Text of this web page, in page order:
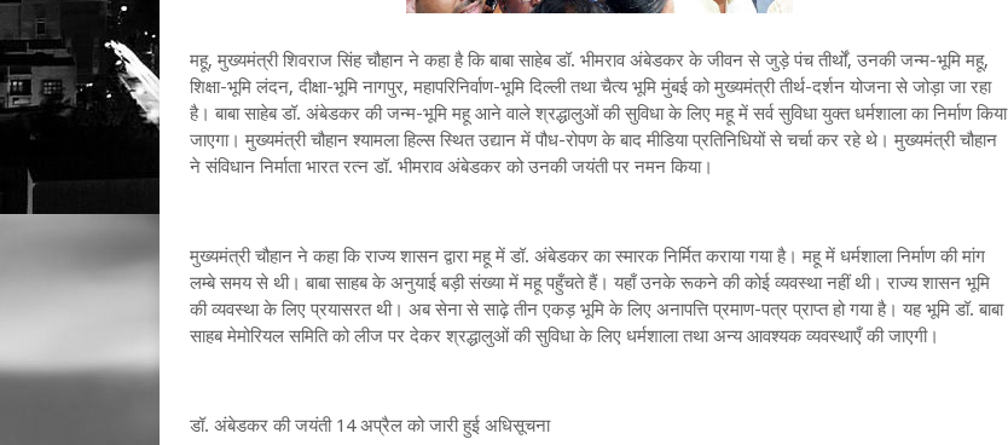
महू, मुख्यमंत्री शिवराज सिंह चौहान ने कहा है कि बाबा साहेब डॉ. भीमराव अंबेडकर के जीवन से जुड़े पंच तीर्थों, उनकी जन्म-भूमि महू,
शिक्षा-भूमि लंदन, दीक्षा-भूमि नागपुर, महापरिनिर्वाण-भूमि दिल्ली तथा चैत्य भूमि मुंबई को मुख्यमंत्री तीर्थ-दर्शन योजना से जोड़ा जा रहा
है। बाबा साहेब डॉ. अंबेडकर की जन्म-भूमि महू आने वाले श्रद्धालुओं की सुविधा के लिए महू में सर्व सुविधा युक्त धर्मशाला का निर्माण किया
जाएगा। मुख्यमंत्री चौहान श्यामला हिल्स स्थित उद्यान में पौध-रोपण के बाद मीडिया प्रतिनिधियों से चर्चा कर रहे थे। मुख्यमंत्री चौहान
ने संविधान निर्माता भारत रत्न डॉ. भीमराव अंबेडकर को उनकी जयंती पर नमन किया।
मुख्यमंत्री चौहान ने कहा कि राज्य शासन द्वारा महू में डॉ. अंबेडकर का स्मारक निर्मित कराया गया है। महू में धर्मशाला निर्माण की मांग
लम्बे समय से थी। बाबा साहब के अनुयाई बड़ी संख्या में महू पहुँचते हैं। यहाँ उनके रूकने की कोई व्यवस्था नहीं थी। राज्य शासन भूमि
की व्यवस्था के लिए प्रयासरत थी। अब सेना से साढ़े तीन एकड़ भूमि के लिए अनापत्ति प्रमाण-पत्र प्राप्त हो गया है। यह भूमि डॉ. बाबा
साहब मेमोरियल समिति को लीज पर देकर श्रद्धालुओं की सुविधा के लिए धर्मशाला तथा अन्य आवश्यक व्यवस्थाएँ की जाएगी।
डॉ. अंबेडकर की जयंती 14 अप्रैल को जारी हुई अधिसूचना